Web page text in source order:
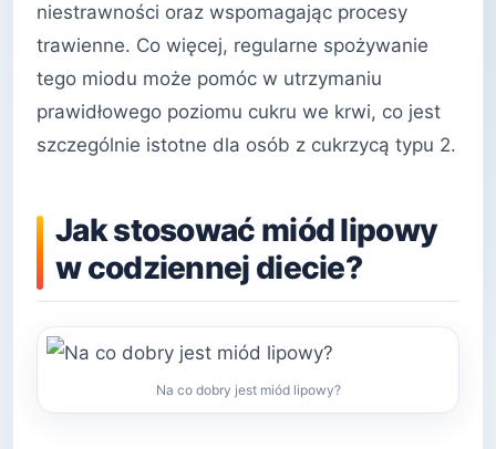
niestrawności oraz wspomagając procesy
trawienne. Co więcej, regularne spożywanie
tego miodu może pomóc w utrzymaniu
prawidłowego poziomu cukru we krwi, co jest
szczególnie istotne dla osób z cukrzycą typu 2.
Jak stosować miód lipowy
w codziennej diecie?
Na co dobry jest miód lipowy?